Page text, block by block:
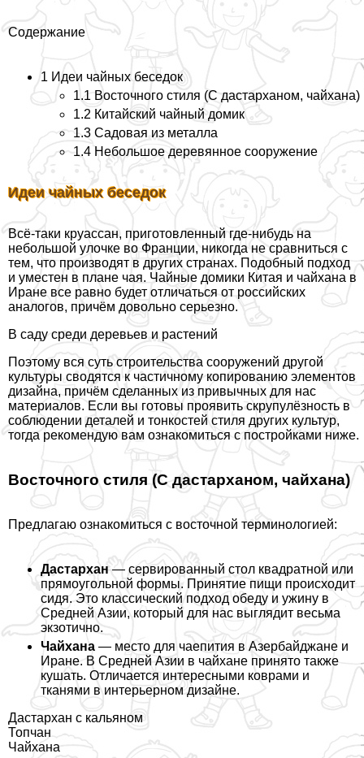
Содержание
1 Идеи чайных беседок
1.1 Восточного стиля (С дастарханом, чайхана)
1.2 Китайский чайный домик
1.3 Садовая из металла
1.4 Небольшое деревянное сооружение
Идеи чайных беседок
Всё-таки круассан, приготовленный где-нибудь на
небольшой улочке во Франции, никогда не сравниться с
тем, что производят в других странах. Подобный подход
и уместен в плане чая. Чайные домики Китая и чайхана в
Иране все равно будет отличаться от российских
аналогов, причём довольно серьезно.
В саду среди деревьев и растений
Поэтому вся суть строительства сооружений другой
культуры сводятся к частичному копированию элементов
дизайна, причём сделанных из привычных для нас
материалов. Если вы готовы проявить скрупулёзность в
соблюдении деталей и тонкостей стиля других культур,
тогда рекомендую вам ознакомиться с постройками ниже.
Восточного стиля (С дастарханом, чайхана)
Предлагаю ознакомиться с восточной терминологией:
Дастархан — сервированный стол квадратной или
прямоугольной формы. Принятие пищи происходит
сидя. Это классический подход обеду и ужину в
Средней Азии, который для нас выглядит весьма
экзотично.
Чайхана — место для чаепития в Азербайджане и
Иране. В Средней Азии в чайхане принято также
кушать. Отличается интересными коврами и
тканями в интерьерном дизайне.
Дастархан с кальяном
Топчан
Чайхана